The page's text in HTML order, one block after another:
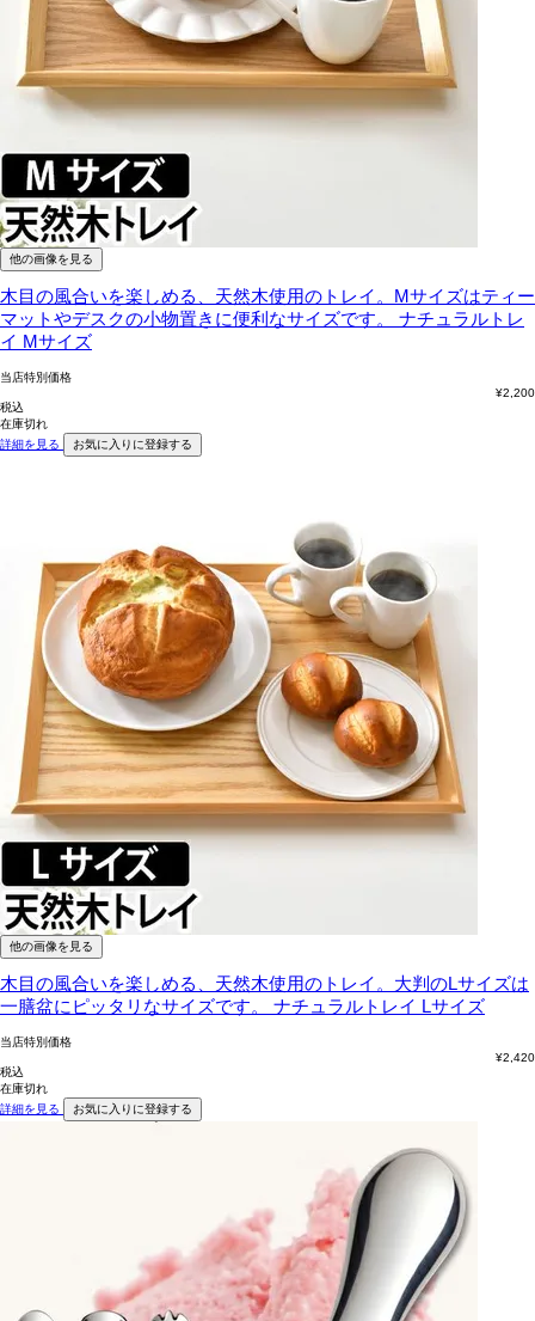
他の画像を見る
木目の風合いを楽しめる、天然木使用のトレイ。Mサイズはティー
マットやデスクの小物置きに便利なサイズです。
ナチュラルトレ
イ Mサイズ
当店特別価格
¥2,200
税込
在庫切れ
詳細を見る
お気に入りに登録する
他の画像を見る
木目の風合いを楽しめる、天然木使用のトレイ。大判のLサイズは
一膳盆にピッタリなサイズです。
ナチュラルトレイ Lサイズ
当店特別価格
¥2,420
税込
在庫切れ
詳細を見る
お気に入りに登録する